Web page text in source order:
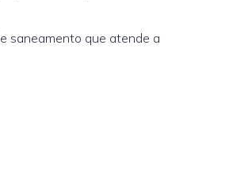
saneamento que atende a